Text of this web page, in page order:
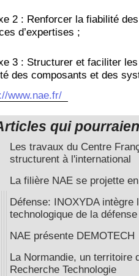
2 : Renforcer la fiabilité
d’expertises ;
3 : Structurer et faciliter
des composants et des
www.nae.fr/
qui
Les travaux du Centre
structurent à l'international
La filière NAE se projette
Défense: INOXYDA intègre
technologique de la défense
NAE présente DEMOTECH
La Normandie, un territoire
Recherche Technologie